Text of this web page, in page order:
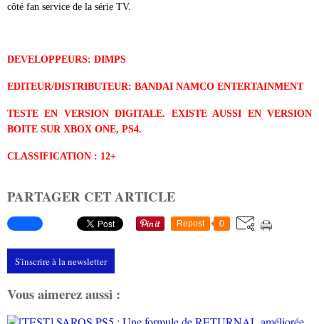
côté fan service de la série TV.
DEVELOPPEURS: DIMPS
EDITEUR/DISTRIBUTEUR: BANDAI NAMCO ENTERTAINMENT
TESTE EN VERSION DIGITALE. EXISTE AUSSI EN VERSION
BOITE SUR XBOX ONE, PS4.
CLASSIFICATION : 12+
PARTAGER CET ARTICLE
Repost 0
S'inscrire à la newsletter
Vous aimerez aussi :